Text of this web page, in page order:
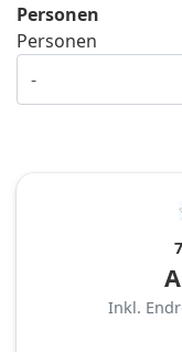
Personen
Personen
Inkl.